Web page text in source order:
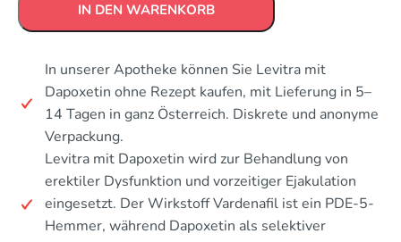
IN DEN WARENKORB
In unserer Apotheke können Sie Levitra mit
Dapoxetin ohne Rezept kaufen, mit Lieferung in 5–
14 Tagen in ganz Österreich. Diskrete und anonyme
Verpackung.
Levitra mit Dapoxetin wird zur Behandlung von
erektiler Dysfunktion und vorzeitiger Ejakulation
eingesetzt. Der Wirkstoff Vardenafil ist ein PDE-5-
Hemmer, während Dapoxetin als selektiver